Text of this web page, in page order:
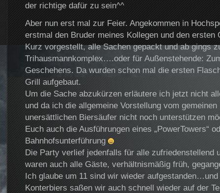
der richtige dafür zu sein^^
Aber nun erst mal zur Feier. Angekommen in
erstmal den Bruder meines Kollegen und den ersten
Kurz vorgestellt, alle Sachen gepackt und ab gings
Trihausmannkomplex….oder für Außenstehende:
Geschehens. Da wurden schon mal die ersten
Grill aufgebaut.
Um die Sache abzukürzen erläutere ich jetzt nicht
und da ich die allgemeine Vorstellung vom
unersättlichen Biersäufer nicht noch unterstützen
Euch auch die Ausführungen eines „PowerTowers“
Bahnhofsunterführung
Die Party verlief jedenfalls für alle zufriedenstellend
waren auch alle Gäste, verhältnismäßig früh,
Ich glaube um 11 sind wir wieder
Konterbiers saßen wir auch schnell wieder auf der